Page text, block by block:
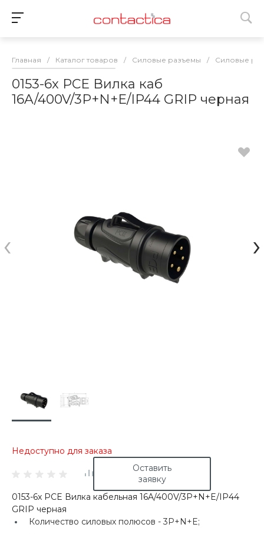
Главная / Каталог товаров / Силовые разъемы / Силовые
0153-6x PCE Вилка каб
16A/400V/3P+N+E/IP44 GRIP черная
‹ ›
Недоступно для заказа
Оставить
заявку
0153-6x PCE Вилка кабельная 16A/400V/3P+N+E/IP44
GRIP черная
Количество силовых полюсов - 3P+N+E;